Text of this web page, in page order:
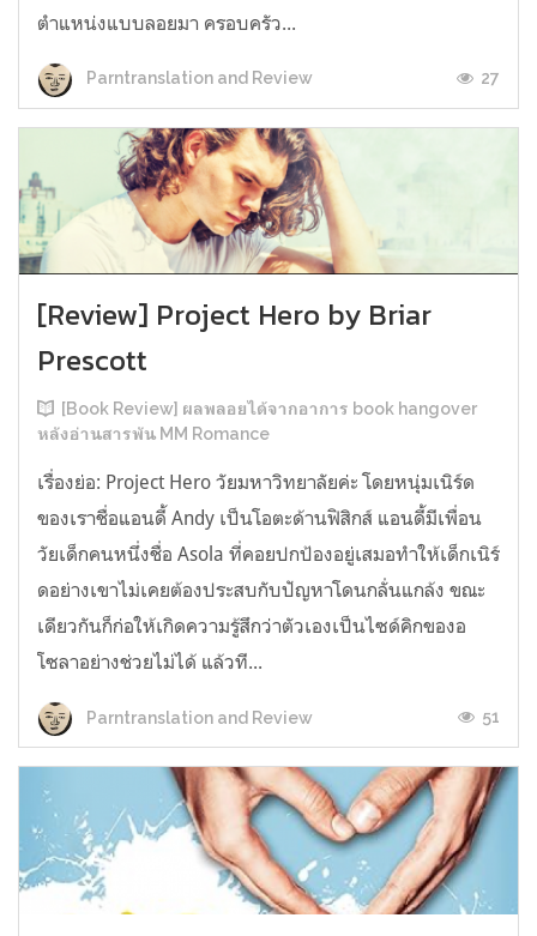
ตำแหน่งแบบลอยมา ครอบครัว...
Parntranslation and Review 27
[Review] Project Hero by Briar
Prescott
[Book Review] ผลพลอยได้จากอาการ book hangover
หลังอ่านสารพัน MM Romance
เรื่องย่อ: Project Hero วัยมหาวิทยาลัยค่ะ โดยหนุ่มเนิร์ด
ของเราชื่อแอนดี้ Andy เป็นโอตะด้านฟิสิกส์ แอนดี้มีเพื่อน
วัยเด็กคนหนึ่งชื่อ Asola ที่คอยปกป้องอยู่เสมอทำให้เด็กเนิร์
ดอย่างเขาไม่เคยต้องประสบกับปัญหาโดนกลั่นแกล้ง ขณะ
เดียวกันก็ก่อให้เกิดความรู้สึกว่าตัวเองเป็นไซด์คิกของอ
โซลาอย่างช่วยไม่ได้ แล้วที...
Parntranslation and Review 51